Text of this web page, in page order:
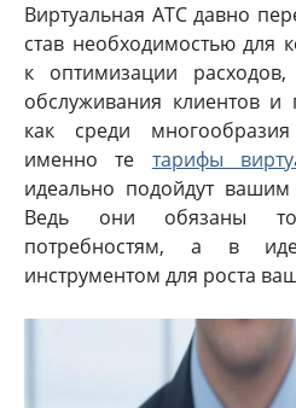
Виртуальная АТС давно
став необходимостью для
к оптимизации
обслуживания клиентов и
как среди
именно те тарифы
идеально подойдут
Ведь они обязаны
потребностям, а в
инструментом для роста